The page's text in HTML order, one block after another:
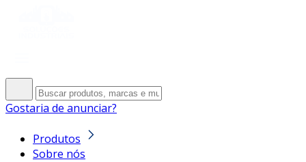
Gostaria de anunciar?
Produtos
Sobre nós